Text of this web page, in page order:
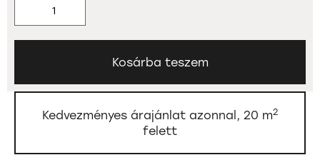
Kosárba teszem
Kedvezményes árajánlat azonnal, 20 m2
felett